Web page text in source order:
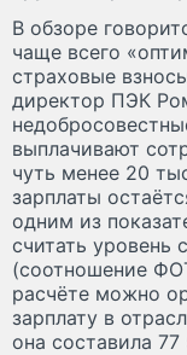
В обзоре
чаще всего
страховые
директор ПЭК
выплачивают
чуть менее 20
зарплаты
одним из
считать уровень
(соотношение
расчёте можно
зарплату в
она составила 77